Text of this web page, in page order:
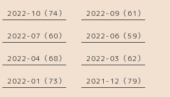
2022-10（74） 2022-09（61）
2022-07（60） 2022-06（59）
2022-04（68） 2022-03（62）
2022-01（73） 2021-12（79）